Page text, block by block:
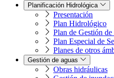
Planificación Hidrológica
Presentación
Plan Hidrológico
Plan de Gestión
Plan Especial de
Planes de otros
Gestión de aguas
Obras hidráulicas